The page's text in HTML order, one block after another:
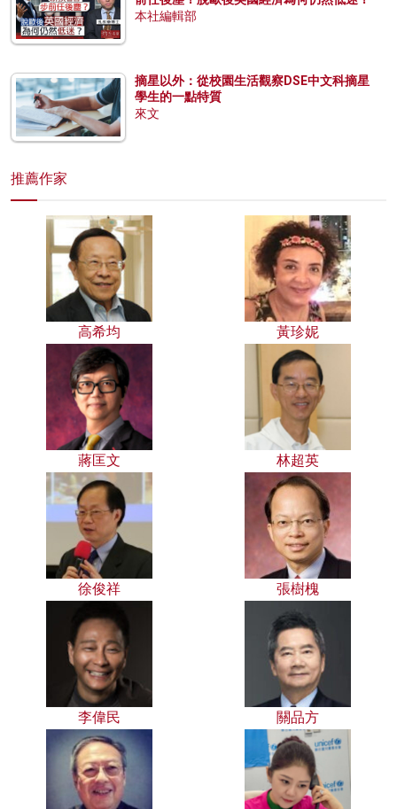
本社編輯部
摘星以外：從校園生活觀察DSE中文科摘星
學生的一點特質
來文
推薦作家
高希均 黃珍妮
蔣匡文 林超英
徐俊祥 張樹槐
李偉民 關品方